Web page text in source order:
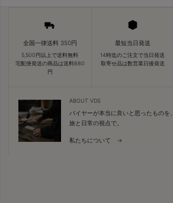
全国一律送料 350円
5,500円以上で送料無料
宅配便発送の商品は送料880
円
最短当日発送
14時迄のご注文で当日発送
取寄せ品は数営業日後発送
ABOUT VDS
バイヤーが本当に良いと思ったものを、
旅と日常の視点で。
私たちについて →